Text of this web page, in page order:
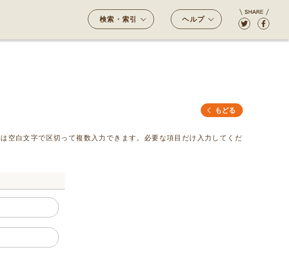
検索・索引 ヘルプ
もどる
空白文字で区切って複数入力できます。必要な項目だけ入力してくだ